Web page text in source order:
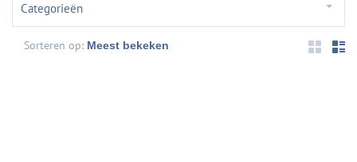
Categorieën
Sorteren op: